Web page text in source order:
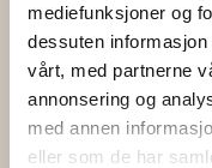
mediefunksjoner og
dessuten
vårt, med partnerne
annonsering og
med annen
eller som de har
“Under Treet” av